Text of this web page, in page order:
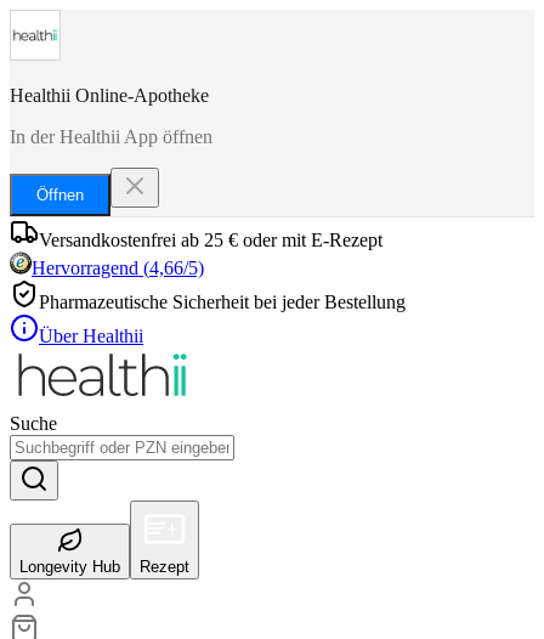
Healthii Online-Apotheke
In der Healthii App öffnen
Öffnen
Versandkostenfrei ab 25 € oder mit E-Rezept
Hervorragend (4,66/5)
Pharmazeutische Sicherheit bei jeder Bestellung
Über Healthii
Suche
Longevity Hub Rezept